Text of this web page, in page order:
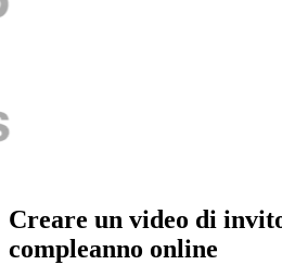
Creare un video di
compleanno online